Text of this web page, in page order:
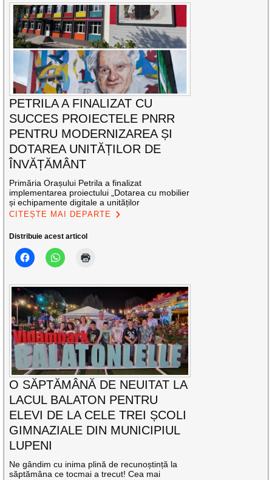
PETRILA A FINALIZAT CU
SUCCES PROIECTELE PNRR
PENTRU MODERNIZAREA ȘI
DOTAREA UNITĂȚILOR DE
ÎNVĂȚĂMÂNT
Primăria Orașului Petrila a finalizat
implementarea proiectului „Dotarea cu mobilier
și echipamente digitale a unităților
CITEȘTE MAI DEPARTE
Distribuie acest articol
O SĂPTĂMÂNĂ DE NEUITAT LA
LACUL BALATON PENTRU
ELEVI DE LA CELE TREI ȘCOLI
GIMNAZIALE DIN MUNICIPIUL
LUPENI
Ne gândim cu inima plină de recunoștință la
săptămâna ce tocmai a trecut! Cea mai